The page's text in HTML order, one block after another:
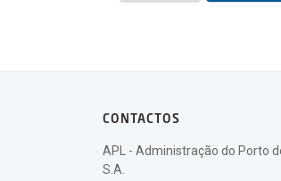
CONTACTOS
APL - Administração do Porto
S.A.